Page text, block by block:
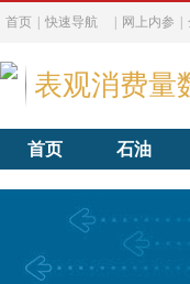
首页 快速导航 网上内参
表观消费量
首页 石油